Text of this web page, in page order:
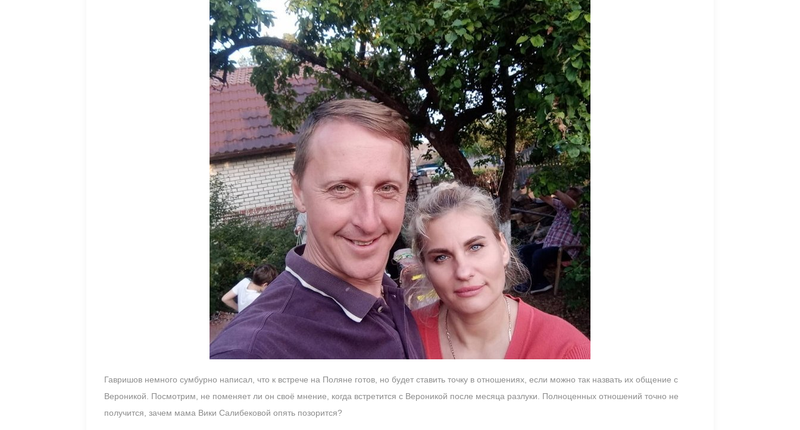
Гавришов немного сумбурно написал, что к встрече на Поляне готов, но будет ставить точку в отношениях, если можно так назвать их общение с
Вероникой. Посмотрим, не поменяет ли он своё мнение, когда встретится с Вероникой после месяца разлуки. Полноценных отношений точно не
получится, зачем мама Вики Салибековой опять позорится?